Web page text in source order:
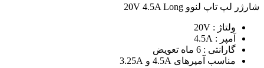
شارژر لپ تاپ لنوو 20V 4.5A Long
ولتاژ : 20V
آمپر : 4.5A
گارانتی : 6 ماه تعویض
مناسب آمپرهای 4.5A و 3.25A